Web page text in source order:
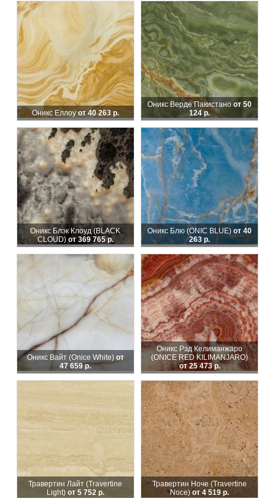
Оникс Еллоу от 40 263 р.
Оникс Верде Пакистаноот 50
124 р.
Оникс Блэк Клоуд (BLACK
CLOUD) от 369 765 р.
Оникс Блю (ONIC BLUE) от 40
263 р.
Оникс Вайт (Onice White) от
47 659 р.
Оникс Рэд Келиманжаро
(ONICE RED KILIMANJARO)
от 25 473 р.
Травертин Лайт (Travertine
Light) от 5 752 р.
Травертин Ноче (Travertine
Noce) от 4 519 р.